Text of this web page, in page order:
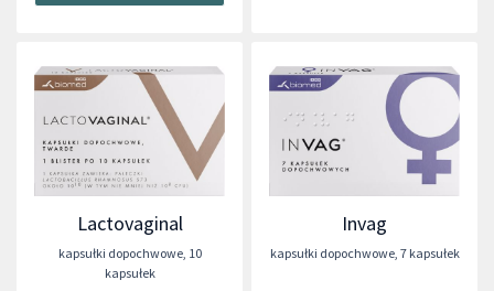
Lactovaginal
kapsułki dopochwowe, 10
kapsułek
Invag
kapsułki dopochwowe, 7 kapsułek